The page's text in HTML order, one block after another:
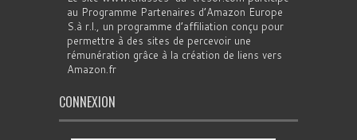
au Programme Partenaires d’Amazon Europe
S.à r.l., un programme d’affiliation conçu pour
permettre à des sites de percevoir une
rémunération grâce à la création de liens vers
Amazon.fr
CONNEXION